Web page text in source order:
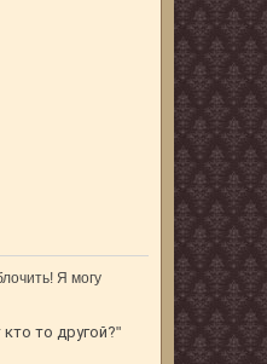
Я могу
то другой?"